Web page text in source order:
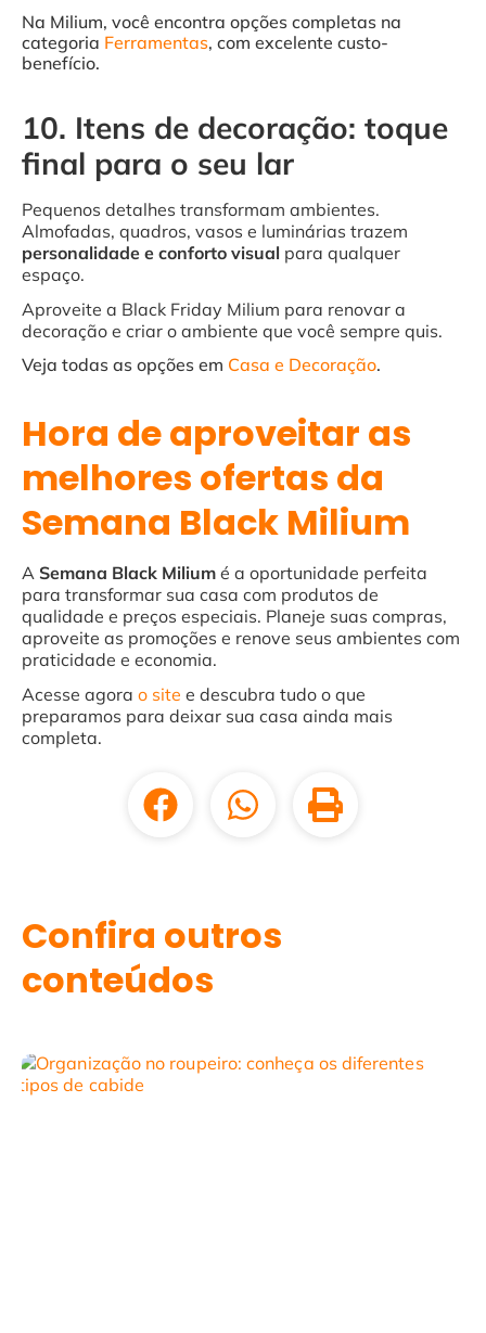
Na Milium, você encontra opções completas na
categoria Ferramentas, com excelente custo-
benefício.
10. Itens de decoração: toque
final para o seu lar
Pequenos detalhes transformam ambientes.
Almofadas, quadros, vasos e luminárias trazem
personalidade e conforto visual para qualquer
espaço.
Aproveite a Black Friday Milium para renovar a
decoração e criar o ambiente que você sempre quis.
Veja todas as opções em Casa e Decoração.
Hora de aproveitar as
melhores ofertas da
Semana Black Milium
A Semana Black Milium é a oportunidade perfeita
para transformar sua casa com produtos de
qualidade e preços especiais. Planeje suas compras,
aproveite as promoções e renove seus ambientes com
praticidade e economia.
Acesse agora o site e descubra tudo o que
preparamos para deixar sua casa ainda mais
completa.
Confira outros
conteúdos